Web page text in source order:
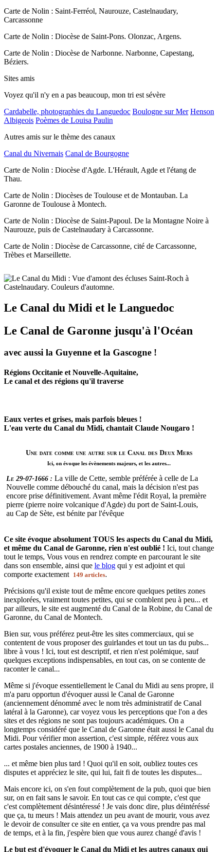
Carte de Nolin : Saint-Ferréol, Naurouze, Castelnaudary,
Carcassonne
Carte de Nolin : Diocèse de Saint-Pons. Olonzac, Argens.
Carte de Nolin : Diocèse de Narbonne. Narbonne, Capestang,
Béziers.
Sites amis
Voyez qu'il n'y en a pas beaucoup, mon tri est sévère
Cardabelle, photographies du Languedoc Boulogne sur Mer Henson
Albigeois Poèmes de Louisa Paulin
Autres amis sur le thème des canaux
Canal du Nivernais Canal de Bourgogne
Carte de Nolin : Diocèse d'Agde. L'Hérault, Agde et l'étang de
Thau.
Carte de Nolin : Diocèses de Toulouse et de Montauban. La
Garonne de Toulouse à Montech.
Carte de Nolin : Diocèse de Saint-Papoul. De la Montagne Noire à
Naurouze, puis de Castelnaudary à Carcassonne.
Carte de Nolin : Diocèse de Carcassonne, cité de Carcassonne,
Trèbes et Marseillette.
Le Canal du Midi et le Languedoc
Le Canal de Garonne jusqu'à l'Océan
avec aussi la Guyenne et la Gascogne !
Régions Occitanie et Nouvelle-Aquitaine,
Le canal et des régions qu'il traverse
Eaux vertes et grises, mais parfois bleues !
L'eau verte du Canal du Midi, chantait Claude Nougaro !
Une date comme une autre sur le Canal des Deux Mers
Ici, on évoque les évènements majeurs, et les autres...
Le 29-07-1666 : La ville de Cette, semble préférée à celle de La
Nouvelle comme débouché du canal, mais la décision n'est pas
encore prise définitivement. Avant même l'édit Royal, la première
pierre (pierre noire volcanique d'Agde) du port de Saint-Louis,
au Cap de Sète, est bénite par l'évêque
Ce site évoque absolument TOUS les aspects du Canal du Midi,
et même du Canal de Garonne, rien n'est oublié ! Ici, tout change
tout le temps, Vous vous en rendrez compte en parcourant le site
dans son ensemble, ainsi que le blog qui y est adjoint et qui
comporte exactement
149 articles.
Précisions qu'il existe tout de même encore quelques petites zones
inexplorées, vraiment toutes petites, qui se comblent peu à peu... et
par ailleurs, le site est augmenté du Canal de la Robine, du Canal de
Garonne, du Canal de Montech.
Bien sur, vous préférez peut-être les sites commerciaux, qui se
contentent de vous proposer des guirlandes et tout un tas du pubs...
libre à vous ! Ici, tout est descriptif, et rien n'est polémique, sauf
quelques exceptions indispensables, en tout cas, on se contente de
raconter le canal...
Même si j'évoque essentiellement le Canal du Midi au sens propre, il
m'a paru opportun d'évoquer aussi le Canal de Garonne
(anciennement dénommé avec le nom très administratif de Canal
latéral à la Garonne), car voyez vous les perceptions que l'on a des
sites et des régions ne sont pas toujours académiques. On a
longtemps considéré que le Canal de Garonne était aussi le Canal du
Midi. Pour vérifier mon assertion, c'est simple, référez vous aux
cartes postales anciennes, de 1900 à 1940...
... et même bien plus tard ! Quoi qu'il en soit, oubliez toutes ces
disputes et appréciez le site, qui lui, fait fi de toutes les disputes...
Mais encore ici, on s'en fout complètement de la pub, quoi que bien
sur, on en fait sans le savoir. En tout cas ce qui compte, c'est que
c'est complètement désintéressé ! Je vais donc dire, plus déintéréssé
que ça, tu meurs ! Mais attendez un peu avant de mourir, vous avez
le devoir de consulter ce site en entier, ça va vous prendre pas mal
de temps, et à la fin, j'espère bien que vous aurez changé d'avis !
Le but est d'évoquer le Canal du Midi et les autres canaux qui